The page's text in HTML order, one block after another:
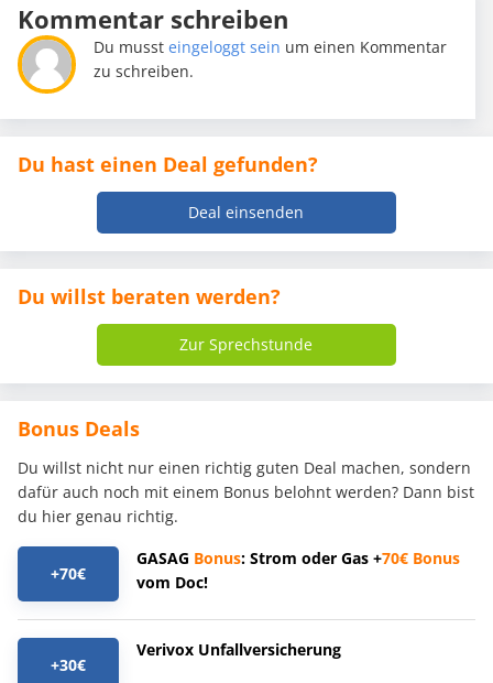
Kommentar schreiben
Du mussteingeloggt sein um einen Kommentar
zu schreiben.
Du hast einen Deal gefunden?
Deal einsenden
Du willst beraten werden?
Zur Sprechstunde
Bonus Deals
Du willst nicht nur einen richtig guten Deal machen, sondern
dafür auch noch mit einem Bonus belohnt werden? Dann bist
du hier genau richtig.
+70€
GASAG Bonus: Strom oder Gas +70€ Bonus
vom Doc!
+30€
Verivox Unfallversicherung